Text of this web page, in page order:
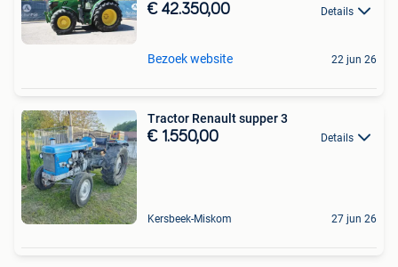
€ 42.350,00 Details
Bezoek website 22 jun 26
Tractor Renault supper 3
€ 1.550,00 Details
Kersbeek-Miskom 27 jun 26